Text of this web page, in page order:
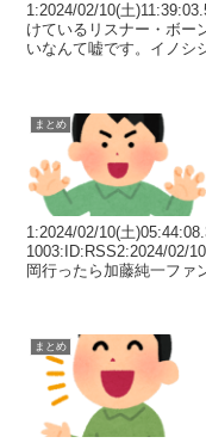
1:2024/02/10(土
けているリスナー・ボー
いなんて嘘です。イノシ
まとめ
1:2024/02/10(土
1003:ID:RSS2:2024/02/
岡行ったら加藤純一ファ
まとめ